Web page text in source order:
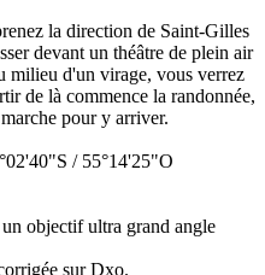
la direction de Saint-Gilles
devant un théâtre de plein air
milieu d'un virage, vous verrez
de là commence la randonnée,
pour y arriver.
/ 55°14'25"O
objectif ultra grand angle
sur Dxo.